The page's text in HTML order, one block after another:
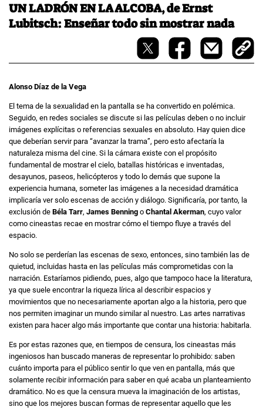
UN LADRÓN EN LA ALCOBA, de Ernst
Lubitsch: Enseñar todo sin mostrar nada
Alonso Díaz de la Vega
El tema de la sexualidad en la pantalla se ha convertido en polémica.
Seguido, en redes sociales se discute si las películas deben o no incluir
imágenes explícitas o referencias sexuales en absoluto. Hay quien dice
que deberían servir para “avanzar la trama”, pero esto afectaría la
naturaleza misma del cine. Si la cámara existe con el propósito
fundamental de mostrar el cielo, batallas históricas e inventadas,
desayunos, paseos, helicópteros y todo lo demás que supone la
experiencia humana, someter las imágenes a la necesidad dramática
implicaría ver solo escenas de acción y diálogo. Significaría, por tanto, la
exclusión de Béla Tarr, James Benning o Chantal Akerman, cuyo valor
como cineastas recae en mostrar cómo el tiempo fluye a través del
espacio.
No solo se perderían las escenas de sexo, entonces, sino también las de
quietud, incluidas hasta en las películas más comprometidas con la
narración. Estaríamos pidiendo, pues, algo que tampoco hace la literatura,
ya que suele encontrar la riqueza lírica al describir espacios y
movimientos que no necesariamente aportan algo a la historia, pero que
nos permiten imaginar un mundo similar al nuestro. Las artes narrativas
existen para hacer algo más importante que contar una historia: habitarla.
Es por estas razones que, en tiempos de censura, los cineastas más
ingeniosos han buscado maneras de representar lo prohibido: saben
cuánto importa para el público sentir lo que ven en pantalla, más que
solamente recibir información para saber en qué acaba un planteamiento
dramático. No es que la censura mueva la imaginación de los artistas,
sino que los mejores buscan formas de representar aquello que les